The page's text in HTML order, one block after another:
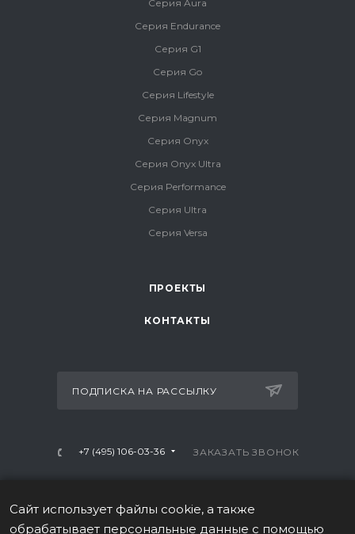
Серия Aura
Серия Endurance
Серия G1
Серия Go
Серия Lifestyle
Серия Magnum
Серия Onyx
Серия Onyx Ultra
Серия Performance
Серия Ultra
Серия Versa
ПРОЕКТЫ
КОНТАКТЫ
ПОДПИСКА НА РАССЫЛКУ
+7 (495) 106-03-36 ЗАКАЗАТЬ ЗВОНОК
г. Москва, Варшавское ш., 28А, 1 этаж
Сайт использует файлы cookie, а также
обрабатывает персональные данные с помощью